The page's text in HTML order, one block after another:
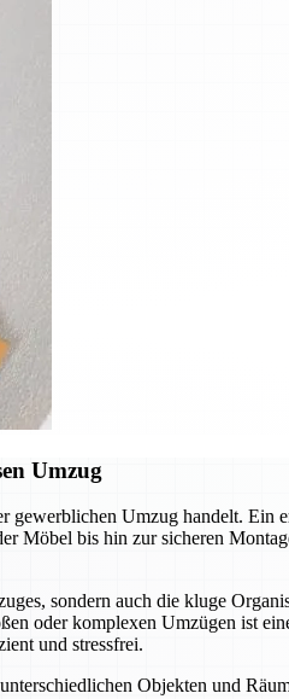
Umzug
Umzug handelt. Ein
bis hin zur sicheren
sondern auch die kluge
oder komplexen Umzügen ist
und stressfrei.
Objekten und